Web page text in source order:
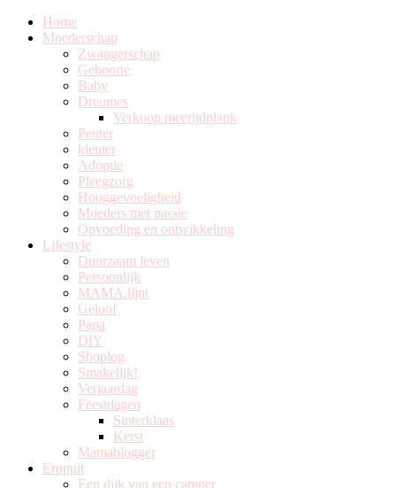
Home
Moederschap
Zwangerschap
Geboorte
Baby
Dreumes
Verkoop meerijdplank
Peuter
kleuter
Adoptie
Pleegzorg
Hooggevoeligheid
Moeders met passie
Opvoeding en ontwikkeling
Lifestyle
Duurzaam leven
Persoonlijk
MAMA.lijnt
Geloof
Papa
DIY
Shoplog
Smakelijk!
Verjaardag
Feestdagen
Sinterklaas
Kerst
Mamablogger
Eropuit
Een dijk van een camper